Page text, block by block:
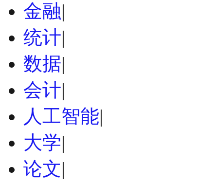
金融|
统计|
数据|
会计|
人工智能|
大学|
论文|